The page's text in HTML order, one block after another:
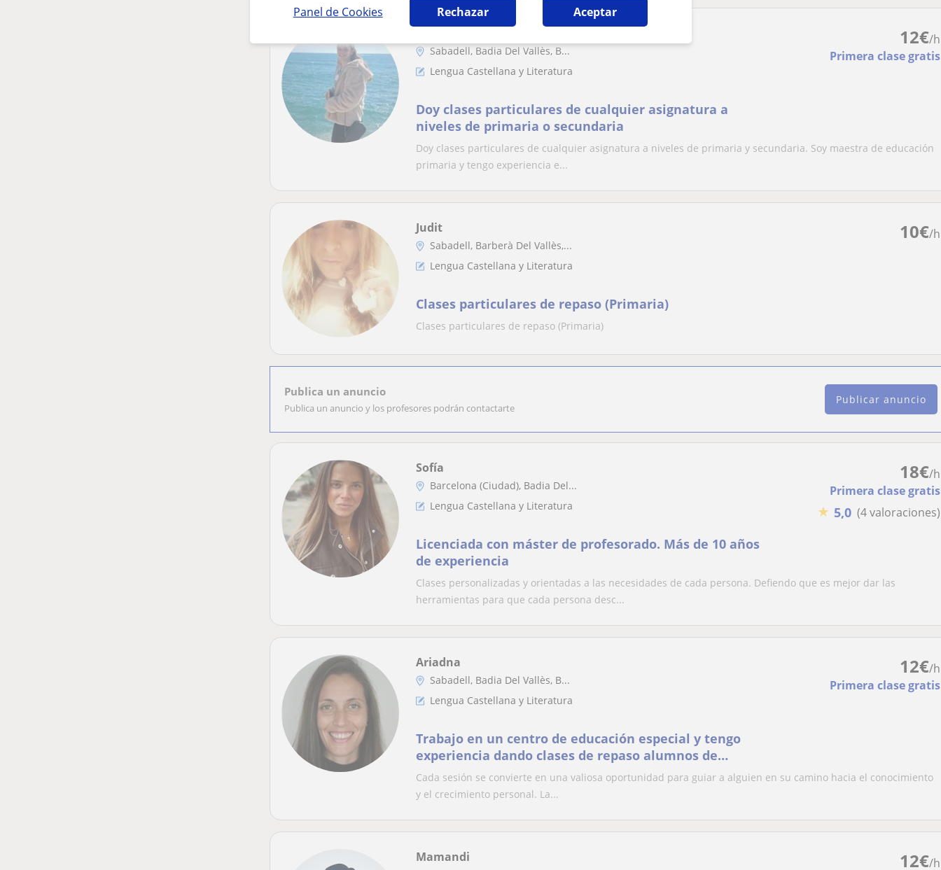
Panel de Cookies Rechazar Aceptar
12€/h
Primera clase gratis
Sabadell, Badia Del Vallès, B...
Lengua Castellana y Literatura
Doy clases particulares de cualquier asignatura a
niveles de primaria o secundaria
Doy clases particulares de cualquier asignatura a niveles de primaria y secundaria. Soy maestra de educación
primaria y tengo experiencia e...
10€/h
Judit
Sabadell, Barberà Del Vallès,...
Lengua Castellana y Literatura
Clases particulares de repaso (Primaria)
Clases particulares de repaso (Primaria)
Publica un anuncio
Publica un anuncio y los profesores podrán contactarte
Publicar anuncio
18€/h
Primera clase gratis
★ 5,0 (4 valoraciones)
Sofía
Barcelona (Ciudad), Badia Del...
Lengua Castellana y Literatura
Licenciada con máster de profesorado. Más de 10 años
de experiencia
Clases personalizadas y orientadas a las necesidades de cada persona. Defiendo que es mejor dar las
herramientas para que cada persona desc...
12€/h
Primera clase gratis
Ariadna
Sabadell, Badia Del Vallès, B...
Lengua Castellana y Literatura
Trabajo en un centro de educación especial y tengo
experiencia dando clases de repaso alumnos de
educación primaria y secundaria
Cada sesión se convierte en una valiosa oportunidad para guiar a alguien en su camino hacia el conocimiento
y el crecimiento personal. La...
12€/h
Mamandi